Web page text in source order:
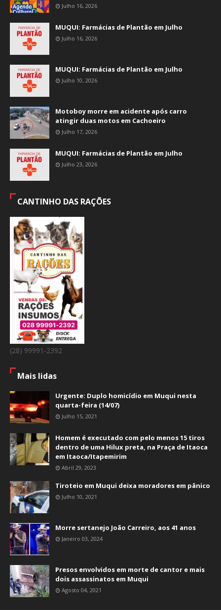
Julho 16, 2026
MUQUI: Farmácias de Plantão em Julho
Julho 16, 2026
MUQUI: Farmácias de Plantão em Julho
Julho 10, 2026
Motoboy morre em acidente após carro
atingir duas motos em Cachoeiro
Julho 17, 2026
MUQUI: Farmácias de Plantão em Julho
Julho 23, 2026
CANTINHO DAS RAÇÕES
(28) 99991-2392
Mais lidas
Urgente: Duplo homicídio em Muqui nesta
quarta-feira (14/07)
Julho 15, 2021
Homem é executado com pelo menos 15 tiros
dentro de uma Hilux preta, na Praça de Itaoca
em Itaoca/Itapemirim
Abril 29, 2023
Tiroteio em Muqui deixa moradores em pânico
Julho 10, 2021
Morre sertanejo João Carreiro, aos 41 anos
Janeiro 03, 2024
Presos envolvidos em morte de cantor e mais
dois assassinatos em Muqui
Agosto 04, 2021